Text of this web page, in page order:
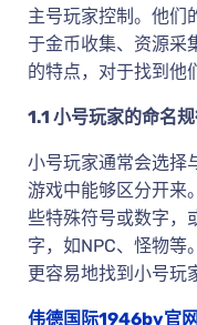
主号玩家控制。他们
于金币收集、资源采
的特点，对于找到他
1.1 小号玩家的命名
小号玩家通常会选择
游戏中能够区分开来
些特殊符号或数字，
字，如NPC、怪物等
更容易地找到小号玩
伟德国际1946bv官网